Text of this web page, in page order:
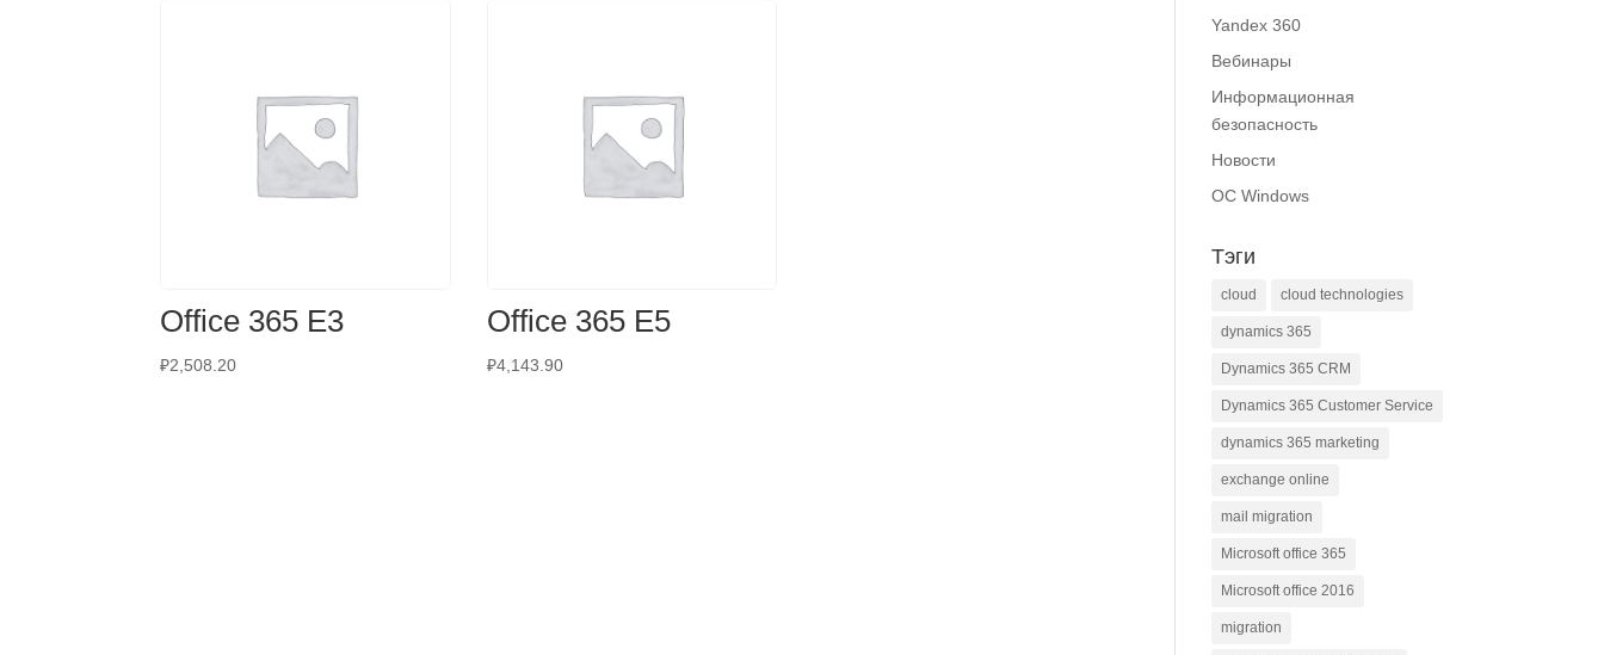
Office 365 E3
₽2,508.20
Office 365 E5
₽4,143.90
Yandex 360
Вебинары
Информационная
безопасность
Новости
ОС Windows
Тэги
cloud cloud technologies
dynamics 365
Dynamics 365 CRM
Dynamics 365 Customer Service
dynamics 365 marketing
exchange online
mail migration
Microsoft office 365
Microsoft office 2016
migration